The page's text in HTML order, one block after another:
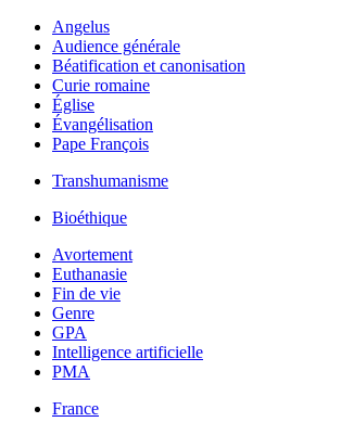
Angelus
Audience générale
Béatification et canonisation
Curie romaine
Église
Évangélisation
Pape François
Transhumanisme
Bioéthique
Avortement
Euthanasie
Fin de vie
Genre
GPA
Intelligence artificielle
PMA
France